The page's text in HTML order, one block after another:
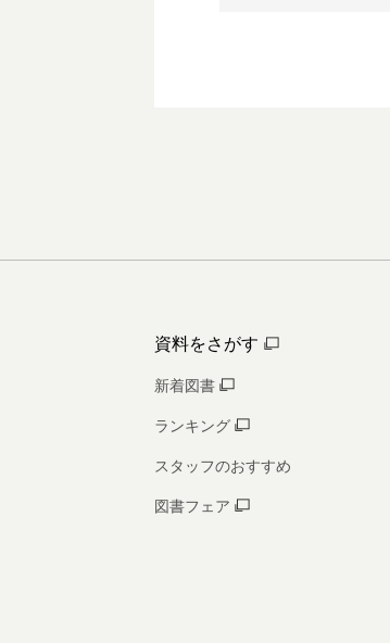
資料をさがす
新着図書
ランキング
スタッフのおすすめ
図書フェア